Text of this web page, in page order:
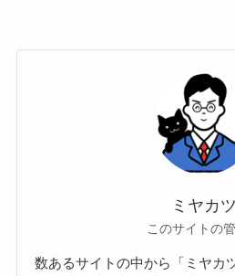
ミヤカツ
このサイトの
数あるサイトの中から「ミヤカ